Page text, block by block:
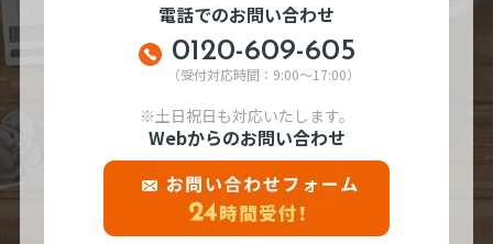
電話でのお問い合わせ
0120-609-605
（受付対応時間：9:00～17:00）
※土日祝日も対応いたします。
Webからのお問い合わせ